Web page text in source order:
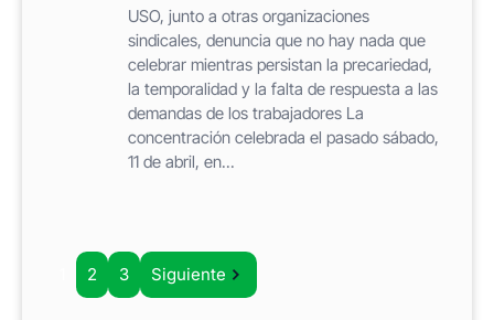
USO, junto a otras organizaciones
sindicales, denuncia que no hay nada que
celebrar mientras persistan la precariedad,
la temporalidad y la falta de respuesta a las
demandas de los trabajadores La
concentración celebrada el pasado sábado,
11 de abril, en...
2 3 Siguiente